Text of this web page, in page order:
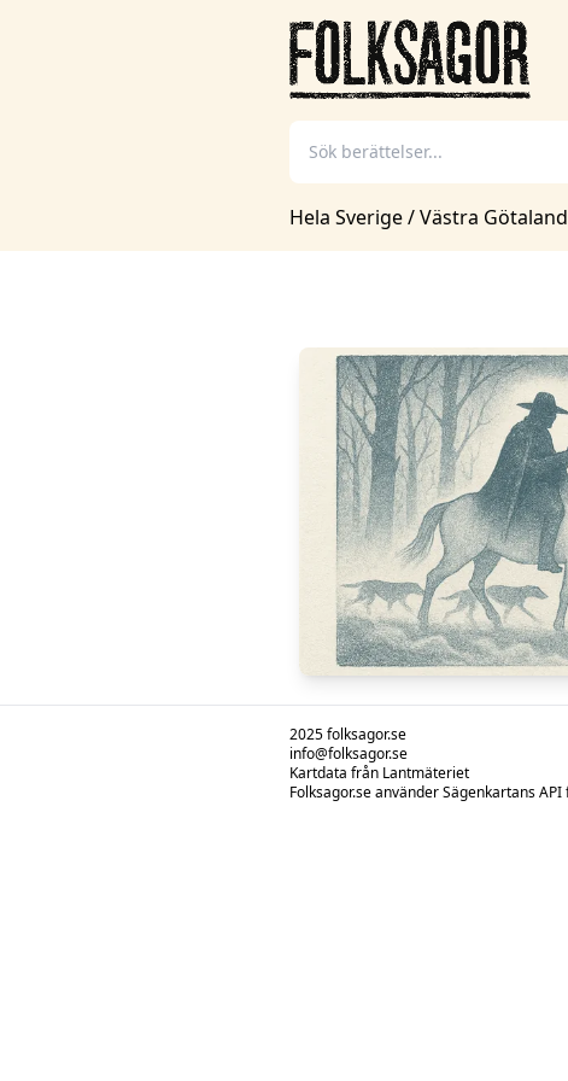
Hela Sverige/Västra
2025 folksagor.se
info@folksagor.se
Kartdata från Lantmäteriet
Folksagor.se använder Sägenkartans